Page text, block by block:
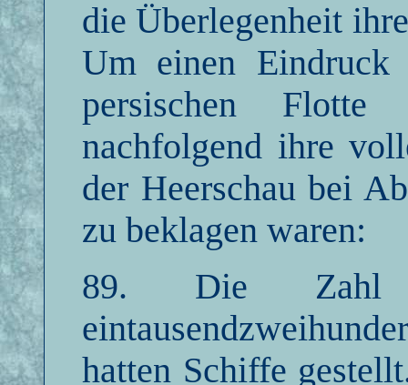
die Überlegenheit
Um einen Eindruck
persischen
nachfolgend ihre
der Heerschau bei
zu beklagen waren:
89. Die Zahl
hatten Schiffe